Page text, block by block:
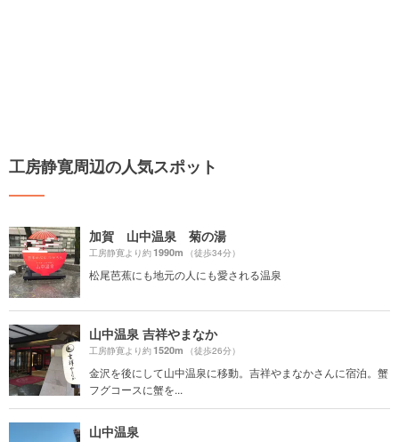
工房静寛周辺の人気スポット
加賀 山中温泉 菊の湯
工房静寛より約1990m （徒歩34分）
松尾芭蕉にも地元の人にも愛される温泉
山中温泉 吉祥やまなか
工房静寛より約1520m （徒歩26分）
金沢を後にして山中温泉に移動。吉祥やまなかさんに宿泊。蟹
フグコースに蟹を...
山中温泉